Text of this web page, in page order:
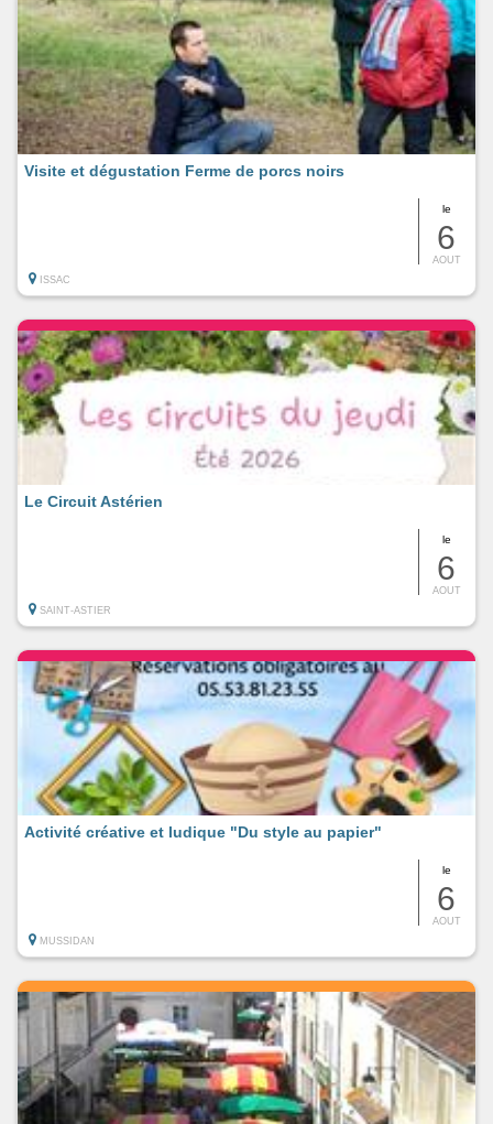
le
6
AOUT
Visite et dégustation Ferme de porcs noirs
ISSAC
le
6
AOUT
Le Circuit Astérien
SAINT-ASTIER
le
6
AOUT
Activité créative et ludique "Du style au papier"
MUSSIDAN